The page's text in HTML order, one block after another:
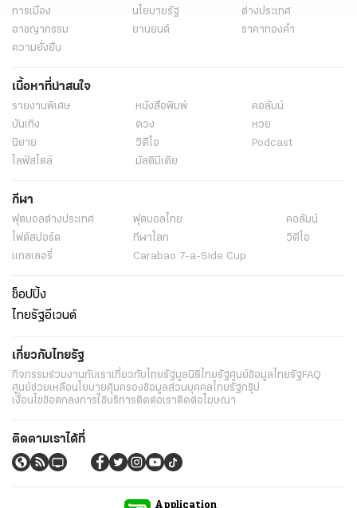
การเมือง
นโยบายรัฐ
ต่างประเทศ
อาชญากรรม
ยานยนต์
ราคาทองคำ
ความยั่งยืน
เนื้อหาที่น่าสนใจ
รายงานพิเศษ หนังสือพิมพ์
คอลัมน์
บันเทิง
ดวง
หวย
นิยาย
วิดีโอ
Podcast
ไลฟ์สไตล์
มัลติมีเดีย
กีฬา
ฟุตบอลต่่างประเทศ ฟุตบอลไทย
คอลัมน์
ไฟต์สปอร์ต
กีฬาโลก
วิดีโอ
แกลเลอรี่
Carabao 7-a-Side Cup
ช็อปปิ้ง
ไทยรัฐอีเวนต์
เกี่ยวกับไทยรัฐ
กิจกรรมร่วมงานกับเราเกี่ยวกับไทยรัฐมูลนิธิไทยรัฐศูนย์ข้อมูลไทยรัฐFAQ
ศูนย์ช่วยเหลือนโยบายคุ้มครองข้อมูลส่วนบุคคลไทยรัฐกรุ๊ป
เงื่อนไขข้อตกลงการใช้บริการติดต่อเราติดต่อโฆษณา
ติดตามเราได้ที่
Application